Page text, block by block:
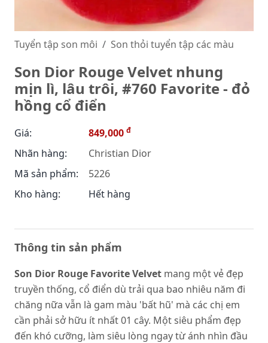
Tuyển tập son môi Son thỏi tuyển tập các màu
Son Dior Rouge Velvet nhung
mịn lì, lâu trôi, #760 Favorite - đỏ
hồng cổ điển
Giá: 849,000 đ
Nhãn hàng:
Christian Dior
Mã sản phẩm:
5226
Kho hàng:
Hết hàng
Thông tin sản phẩm
Son Dior Rouge Favorite Velvet mang một vẻ đẹp
truyền thống, cổ điển dù trải qua bao nhiêu năm đi
chăng nữa vẫn là gam màu 'bất hũ' mà các chị em
cần phải sở hữu ít nhất 01 cây. Một siêu phẩm đẹp
đến khó cưỡng, làm siêu lòng ngay từ ánh nhìn đầu